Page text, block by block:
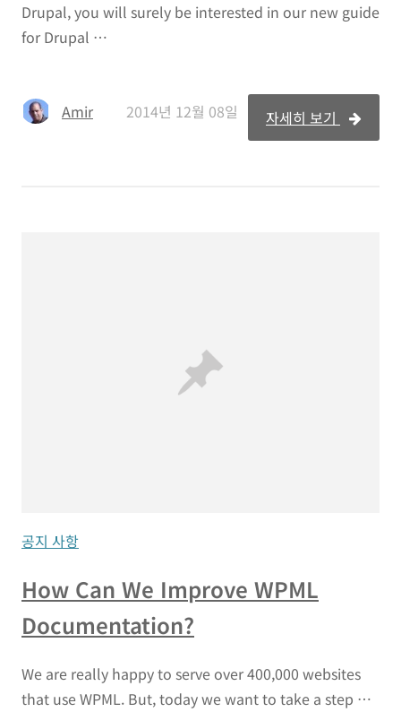
Drupal, you will surely be interested in our new guide
for Drupal …
Amir 2014년 12월 08일 자세히 보기
공지 사항
How Can We Improve WPML
Documentation?
We are really happy to serve over 400,000 websites
that use WPML. But, today we want to take a step …